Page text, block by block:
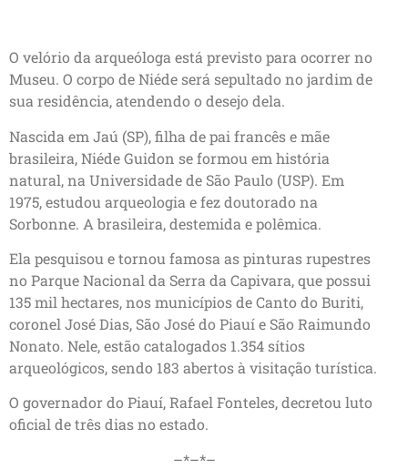
O velório da arqueóloga está previsto para ocorrer no
Museu. O corpo de Niéde será sepultado no jardim de
sua residência, atendendo o desejo dela.
Nascida em Jaú (SP), filha de pai francês e mãe
brasileira, Niéde Guidon se formou em história
natural, na Universidade de São Paulo (USP). Em
1975, estudou arqueologia e fez doutorado na
Sorbonne. A brasileira, destemida e polêmica.
Ela pesquisou e tornou famosa as pinturas rupestres
no Parque Nacional da Serra da Capivara, que possui
135 mil hectares, nos municípios de Canto do Buriti,
coronel José Dias, São José do Piauí e São Raimundo
Nonato. Nele, estão catalogados 1.354 sítios
arqueológicos, sendo 183 abertos à visitação turística.
O governador do Piauí, Rafael Fonteles, decretou luto
oficial de três dias no estado.
–*–*–